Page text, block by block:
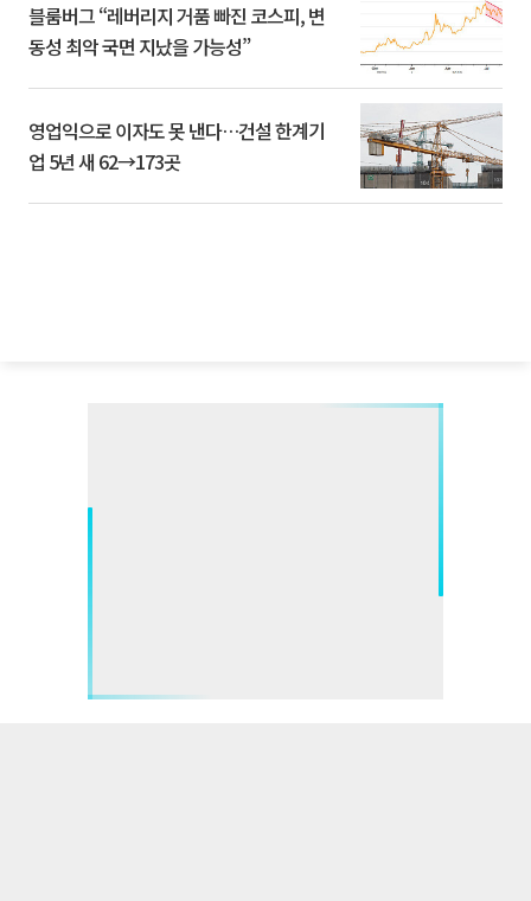
블룸버그 “레버리지 거품 빠진 코스피, 변
동성 최악 국면 지났을 가능성”
영업익으로 이자도 못 낸다…건설 한계기
업 5년 새 62→173곳